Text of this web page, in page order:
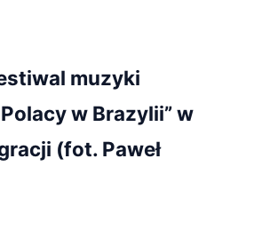
muzyki
w Brazylii” w
(fot. Paweł